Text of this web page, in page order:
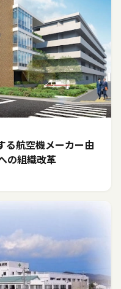
――航空機メーカー由
の組織改革